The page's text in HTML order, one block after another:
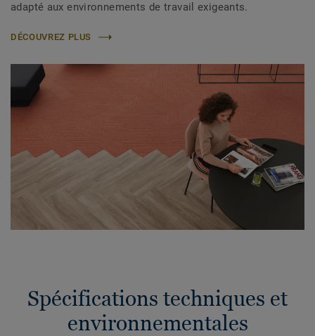
adapté aux environnements de travail exigeants.
DÉCOUVREZ PLUS
Spécifications techniques et
environnementales